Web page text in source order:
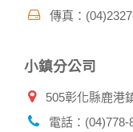
有相關資料，以協助
請妥善保管您在本公
本公司相關企業伙伴
或關閉網頁瀏覽器，
傳真：
小鎮分公司
505彰化縣鹿港
電話：(04)778-